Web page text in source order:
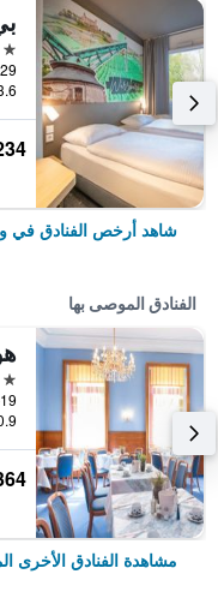
3 نجوم
3.6 كيلومتر عن
234
شاهد أرخص الفنادق في
الفنادق الموصى بها
3 نجوم
0.9 كيلومتر عن
364
مشاهدة الفنادق الأخرى